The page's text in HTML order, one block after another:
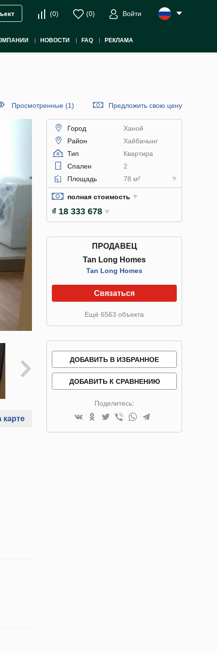
(0) (0) Войти
НОВОСТИ FAQ РЕКЛАМА
Просмотренные (1) Предложить свою цену
карте
Город
Ханой
Район
Хайбачынг
Тип
Квартира
Спален
2
Площадь
78 м²
полная стоимость
₫ 18 333 678
ПРОДАВЕЦ
Tan Long Homes
Tan Long Homes
Связаться
Ещё 6563 объекта
ДОБАВИТЬ В ИЗБРАННОЕ
ДОБАВИТЬ К СРАВНЕНИЮ
Поделитесь: